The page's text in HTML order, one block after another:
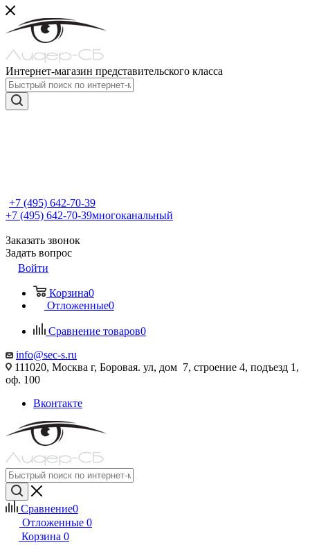
Интернет-магазин представительского класса
+7 (495) 642-70-39
+7 (495) 642-70-39многоканальный
Заказать звонок
Задать вопрос
Войти
Корзина0
Отложенные0
Сравнение товаров0
info@sec-s.ru
111020, Москва г, Боровая. ул, дом 7, строение 4, подъезд 1,
оф. 100
Вконтакте
Сравнение0
Отложенные 0
Корзина 0